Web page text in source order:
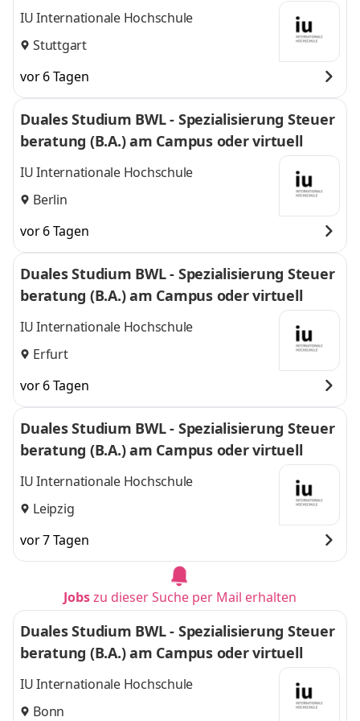
IU Internationale Hochschule
Stuttgart
vor 6 Tagen
Duales Studium BWL - Spezialisierung Steuer
beratung (B.A.) am Campus oder virtuell
IU Internationale Hochschule
Berlin
vor 6 Tagen
Duales Studium BWL - Spezialisierung Steuer
beratung (B.A.) am Campus oder virtuell
IU Internationale Hochschule
Erfurt
vor 6 Tagen
Duales Studium BWL - Spezialisierung Steuer
beratung (B.A.) am Campus oder virtuell
IU Internationale Hochschule
Leipzig
vor 7 Tagen
Jobszu dieser Suche per Mail erhalten
Duales Studium BWL - Spezialisierung Steuer
beratung (B.A.) am Campus oder virtuell
IU Internationale Hochschule
Bonn